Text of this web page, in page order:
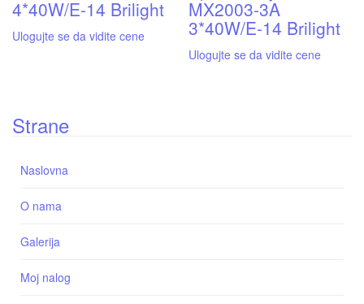
4*40W/E-14 Brilight
Ulogujte se da vidite cene
MX2003-3A
3*40W/E-14 Brilight
Ulogujte se da vidite cene
Strane
Naslovna
O nama
Galerija
Moj nalog